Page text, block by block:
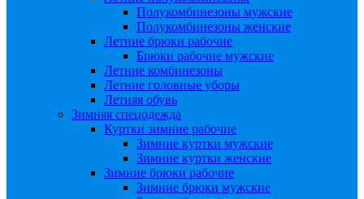
Полукомбинезоны мужские
Полукомбинезоны женские
Летние брюки рабочие
Брюки рабочие мужские
Летние комбинезоны
Летние головные уборы
Летняя обувь
Зимняя спецодежда
Куртки зимние рабочие
Зимние куртки мужские
Зимние куртки женские
Зимние брюки рабочие
Зимние брюки мужские